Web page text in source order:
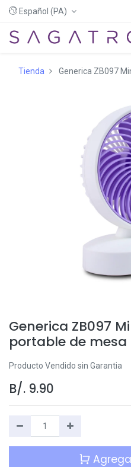
Español (PA)
Tienda Generica ZB097
Generica ZB097
portable de mesa
Producto Vendido sin Garantia
B/. 9.90